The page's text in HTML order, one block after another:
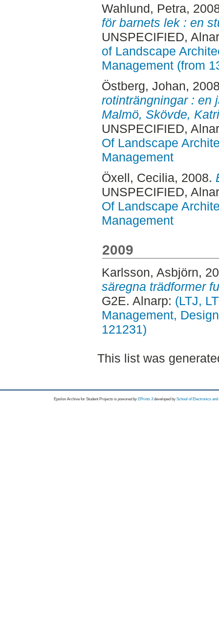
Wahlund, Petra,
för barnets lek : en
UNSPECIFIED,
of Landscape
Management (from
Östberg, Johan,
rotinträngningar : en
Malmö, Skövde,
UNSPECIFIED,
Of Landscape
Management
Öxell, Cecilia, 2008.
UNSPECIFIED,
Of Landscape
Management
2009
Karlsson, Asbjörn,
säregna trädformer
G2E. Alnarp: (LTJ,
Management,
121231)
This list was
Epsilon Archive for Student Projects is powored byEPrints 3 developed by School of Electronics